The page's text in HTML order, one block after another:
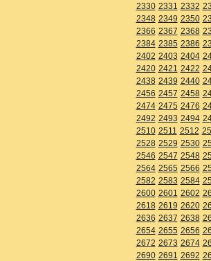
2330 2331 2332
2348 2349 2350
2366 2367 2368
2384 2385 2386
2402 2403 2404
2420 2421 2422
2438 2439 2440
2456 2457 2458
2474 2475 2476
2492 2493 2494
2510 2511 2512
2528 2529 2530
2546 2547 2548
2564 2565 2566
2582 2583 2584
2600 2601 2602
2618 2619 2620
2636 2637 2638
2654 2655 2656
2672 2673 2674
2690 2691 2692